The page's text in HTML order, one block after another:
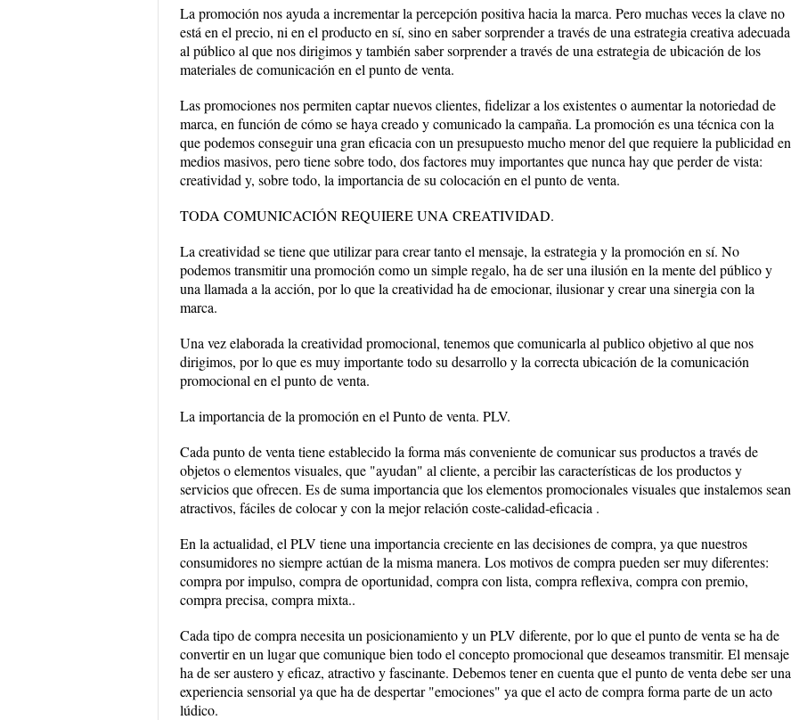
La promoción nos ayuda a incrementar la percepción positiva hacia la marca. Pero muchas veces la clave no
está en el precio, ni en el producto en sí, sino en saber sorprender a través de una estrategia creativa adecuada
al público al que nos dirigimos y también saber sorprender a través de una estrategia de ubicación de los
materiales de comunicación en el punto de venta.
Las promociones nos permiten captar nuevos clientes, fidelizar a los existentes o aumentar la notoriedad de
marca, en función de cómo se haya creado y comunicado la campaña. La promoción es una técnica con la
que podemos conseguir una gran eficacia con un presupuesto mucho menor del que requiere la publicidad en
medios masivos, pero tiene sobre todo, dos factores muy importantes que nunca hay que perder de vista:
creatividad y, sobre todo, la importancia de su colocación en el punto de venta.
TODA COMUNICACIÓN REQUIERE UNA CREATIVIDAD.
La creatividad se tiene que utilizar para crear tanto el mensaje, la estrategia y la promoción en sí. No
podemos transmitir una promoción como un simple regalo, ha de ser una ilusión en la mente del público y
una llamada a la acción, por lo que la creatividad ha de emocionar, ilusionar y crear una sinergia con la
marca.
Una vez elaborada la creatividad promocional, tenemos que comunicarla al publico objetivo al que nos
dirigimos, por lo que es muy importante todo su desarrollo y la correcta ubicación de la comunicación
promocional en el punto de venta.
La importancia de la promoción en el Punto de venta. PLV.
Cada punto de venta tiene establecido la forma más conveniente de comunicar sus productos a través de
objetos o elementos visuales, que "ayudan" al cliente, a percibir las características de los productos y
servicios que ofrecen. Es de suma importancia que los elementos promocionales visuales que instalemos sean
atractivos, fáciles de colocar y con la mejor relación coste-calidad-eficacia .
En la actualidad, el PLV tiene una importancia creciente en las decisiones de compra, ya que nuestros
consumidores no siempre actúan de la misma manera. Los motivos de compra pueden ser muy diferentes:
compra por impulso, compra de oportunidad, compra con lista, compra reflexiva, compra con premio,
compra precisa, compra mixta..
Cada tipo de compra necesita un posicionamiento y un PLV diferente, por lo que el punto de venta se ha de
convertir en un lugar que comunique bien todo el concepto promocional que deseamos transmitir. El mensaje
ha de ser austero y eficaz, atractivo y fascinante. Debemos tener en cuenta que el punto de venta debe ser una
experiencia sensorial ya que ha de despertar "emociones" ya que el acto de compra forma parte de un acto
lúdico.